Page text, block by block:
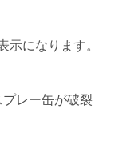
になります。
レー缶が破裂